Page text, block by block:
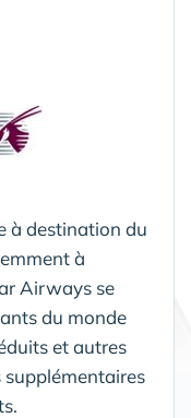
à destination du
à
Airways se
du monde
et autres